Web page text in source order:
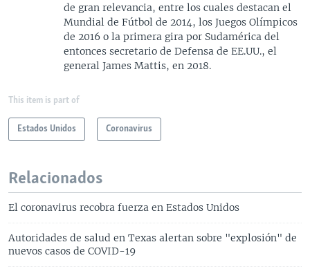
de gran relevancia, entre los cuales destacan el
Mundial de Fútbol de 2014, los Juegos Olímpicos
de 2016 o la primera gira por Sudamérica del
entonces secretario de Defensa de EE.UU., el
general James Mattis, en 2018.
This item is part of
Estados Unidos Coronavirus
Relacionados
El coronavirus recobra fuerza en Estados Unidos
Autoridades de salud en Texas alertan sobre "explosión" de
nuevos casos de COVID-19